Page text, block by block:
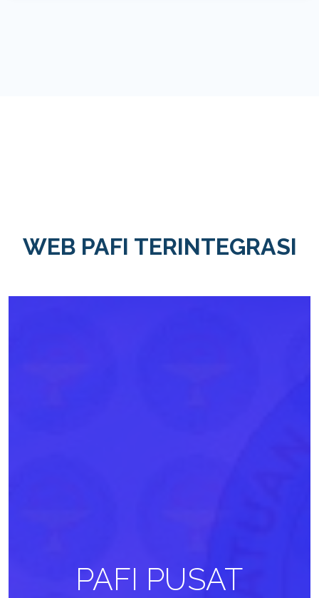
WEB PAFI TERINTEGRASI
PAFI PUSAT